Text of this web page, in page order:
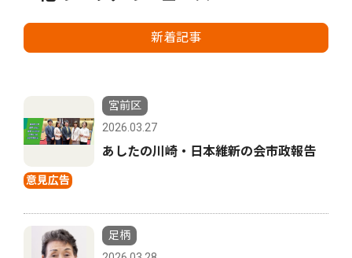
新着記事
意見広告
宮前区
2026.03.27
あしたの川崎・日本維新の会市政報告
足柄